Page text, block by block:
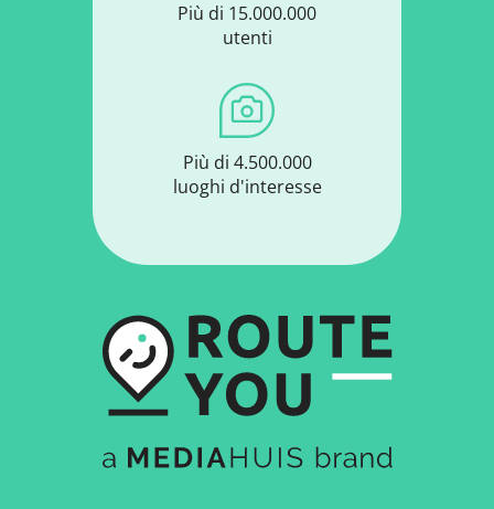
Più di 15.000.000
utenti
Più di 4.500.000
luoghi d'interesse